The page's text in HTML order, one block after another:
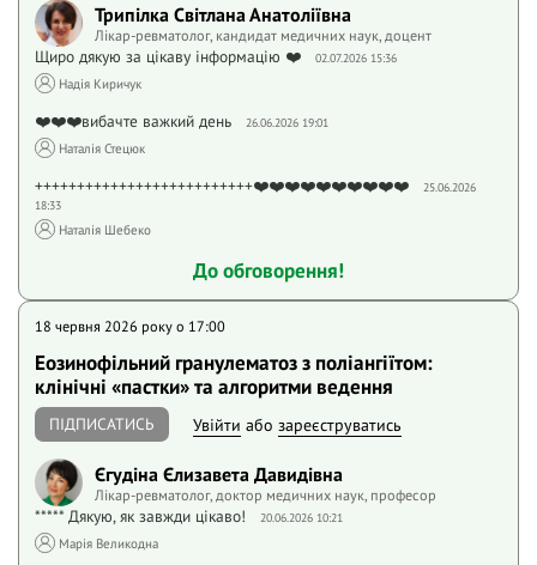
Трипілка Світлана Анатоліївна
Лікар-ревматолог, кандидат медичних наук, доцент
Щиро дякую за цікаву інформацію ❤️ 02.07.2026 15:36
Надія Киричук
❤️❤️❤️вибачте важкий день 26.06.2026 19:01
Наталія Стецюк
++++++++++++++++++++++++++❤️❤️❤️❤️❤️❤️❤️❤️❤️❤️
25.06.2026
18:33
Наталія Шебеко
До обговорення!
18 червня 2026 року o 17:00
Еозинофільний гранулематоз з поліангіїтом:
клінічні «пастки» та алгоритми ведення
ПІДПИСАТИСЬ Увійти або зареєструватись
Єгудіна Єлизавета Давидівна
Лікар-ревматолог, доктор медичних наук, професор
***** Дякую, як завжди цікаво! 20.06.2026 10:21
Марія Великодна